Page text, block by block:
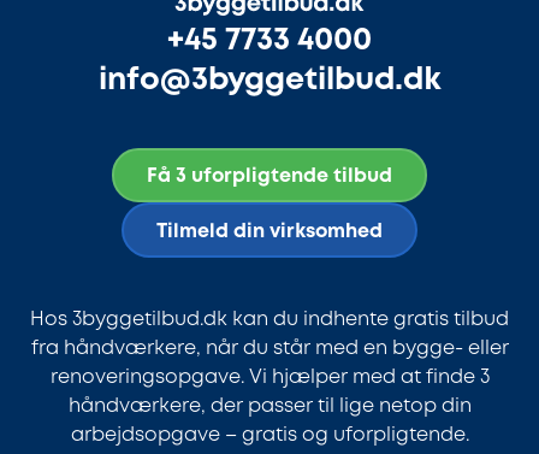
+45 7733 4000
info@3byggetilbud.dk
Få 3 uforpligtende tilbud
Tilmeld din virksomhed
Hos 3byggetilbud.dk kan du indhente gratis tilbud
fra håndværkere, når du står med en bygge- eller
renoveringsopgave. Vi hjælper med at finde 3
håndværkere, der passer til lige netop din
arbejdsopgave – gratis og uforpligtende.